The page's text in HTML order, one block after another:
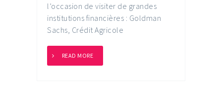
l’occasion de visiter de grandes
institutions financières : Goldman
Sachs, Crédit Agricole
READ MORE